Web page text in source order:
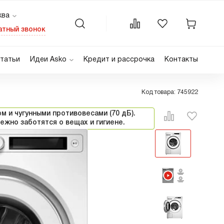
звонок
Идеи Asko
Явные преимущества
Рецепты
Видео
Кредит и рассрочка Контакты
Варочные панели
Газовые
Электрические
Микроволновые печи
Сушильные шкафы
Для квартиры
Для посудомоечных машин
Для индукционных панелей
Код товара: 745922
и чугунными противовесами (70 дБ).
заботятся о вещах и гигиене.